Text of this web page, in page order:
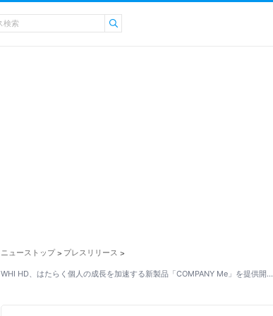
ニューストップ > プレスリリース >
WHI HD、はたらく個人の成長を加速する新製品「COMPANY Me」を提供開…